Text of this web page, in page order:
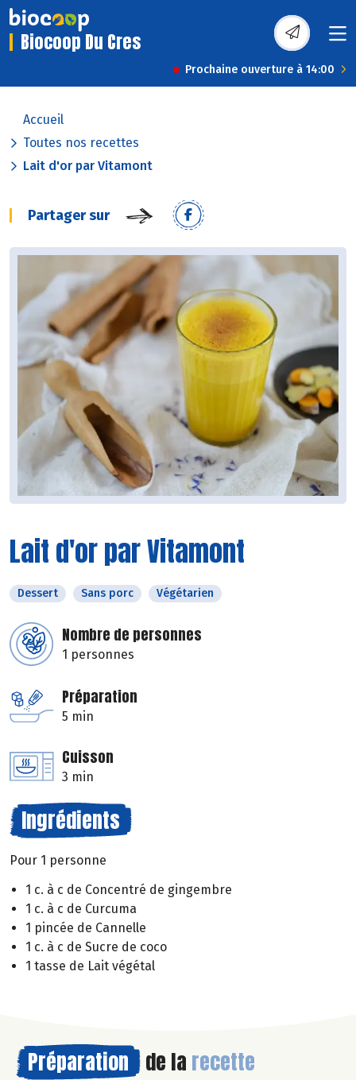
Biocoop Du Cres
Prochaine ouverture à 14:00
Accueil
Toutes nos recettes
Lait d'or par Vitamont
Partager sur
Lait d'or par Vitamont
Dessert Sans porc Végétarien
Nombre de personnes
1 personnes
Préparation
5 min
Cuisson
3 min
Ingrédients
Pour 1 personne
1 c. à c de Concentré de gingembre
1 c. à c de Curcuma
1 pincée de Cannelle
1 c. à c de Sucre de coco
1 tasse de Lait végétal
Préparation de la recette